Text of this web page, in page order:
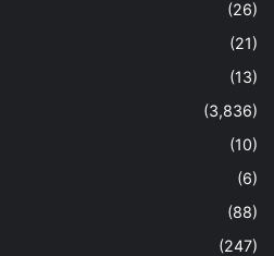
(26)
(21)
(13)
(3,836)
(10)
(6)
(88)
(247)